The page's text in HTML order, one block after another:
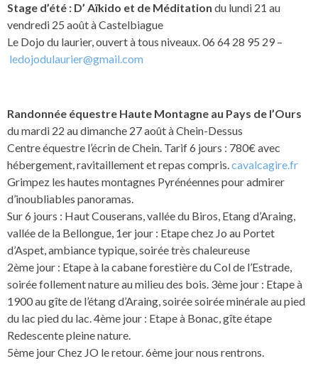
Stage d’été : D’ Aïkido et de Méditation du lundi 21 au
vendredi 25 août à Castelbiague
Le Dojo du laurier, ouvert à tous niveaux. 06 64 28 95 29 –
ledojodulaurier@gmail.com
Randonnée équestre Haute Montagne au Pays de l’Ours
du mardi 22 au dimanche 27 août à Chein-Dessus
Centre équestre l’écrin de Chein. Tarif 6 jours : 780€ avec
hébergement, ravitaillement et repas compris.cavalcagire.fr
Grimpez les hautes montagnes Pyrénéennes pour admirer
d’inoubliables panoramas.
Sur 6 jours : Haut Couserans, vallée du Biros, Etang d’Araing,
vallée de la Bellongue, 1er jour : Etape chez Jo au Portet
d’Aspet, ambiance typique, soirée très chaleureuse
2ème jour : Etape à la cabane forestière du Col de l’Estrade,
soirée follement nature au milieu des bois. 3ème jour : Etape à
1900 au gîte de l’étang d’Araing, soirée soirée minérale au pied
du lac pied du lac. 4ème jour : Etape à Bonac, gîte étape
Redescente pleine nature.
5ème jour Chez JO le retour. 6ème jour nous rentrons.